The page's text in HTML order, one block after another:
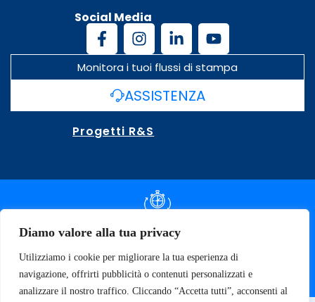
Diamo valore alla tua privacy
Utilizziamo i cookie per migliorare la tua esperienza di
navigazione, offrirti pubblicità o contenuti personalizzati e
analizzare il nostro traffico. Cliccando “Accetta tutti”, acconsenti al
Social Media
Monitora i tuoi flussi di stampa
ASSISTENZA
Progetti R&S
DOCUMENTAZIONE SLA
SPECIFICHE TECNICHE